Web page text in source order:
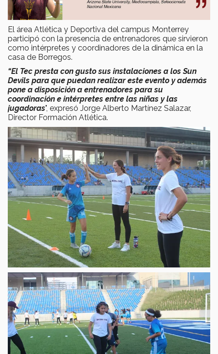
El área Atlética y Deportiva del campus Monterrey
participó con la presencia de entrenadores que sirvieron
como intérpretes y coordinadores de la dinámica en la
casa de Borregos.
“El Tec presta con gusto sus instalaciones a los Sun
Devils para que puedan realizar este evento y además
pone a disposición a entrenadores para su
coordinación e intérpretes entre las niñas y las
jugadoras", expresó Jorge Alberto Martínez Salazar,
Director Formación Atlética.